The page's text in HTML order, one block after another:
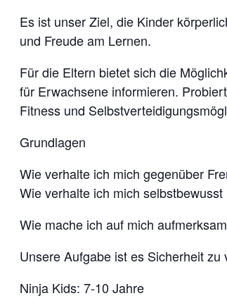
Es ist unser Ziel, die Kinder
und Freude am Lernen.
Für die Eltern bietet sich die
für Erwachsene informieren.
Fitness und
Grundlagen
Wie verhalte ich mich gegenüber
Wie verhalte ich mich
Wie mache ich auf mich
Unsere Aufgabe ist es Sicherheit zu
Ninja Kids: 7-10 Jahre